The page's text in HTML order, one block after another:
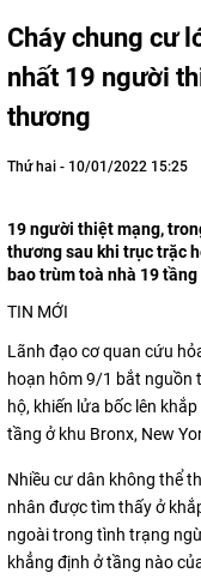
Cháy chung cư
nhất 19 người
thương
Thứ hai - 10/01/2022 15:25
19 người thiệt mạng,
thương sau khi trục trặc
bao trùm toà nhà 19
TIN MỚI
Lãnh đạo cơ quan cứu
hoạn hôm 9/1 bắt nguồn
hộ, khiến lửa bốc lên
tầng ở khu Bronx, New
Nhiều cư dân không thể
nhân được tìm thấy ở
ngoài trong tình trạng
khẳng định ở tầng nào